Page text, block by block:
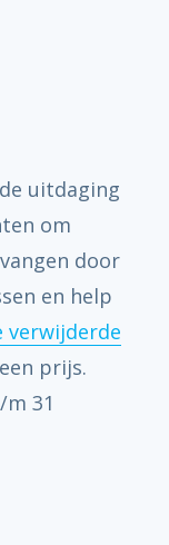
uitdaging
om
door
en help
verwijderde
prijs.
31